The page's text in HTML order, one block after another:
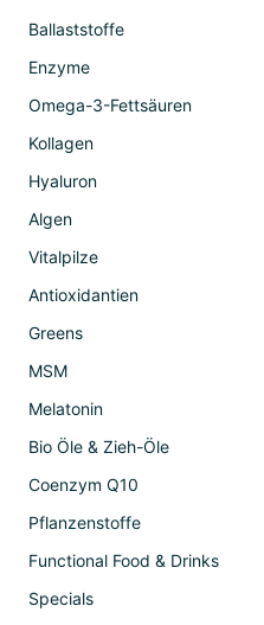
Ballaststoffe
Enzyme
Omega-3-Fettsäuren
Kollagen
Hyaluron
Algen
Vitalpilze
Antioxidantien
Greens
MSM
Melatonin
Bio Öle & Zieh-Öle
Coenzym Q10
Pflanzenstoffe
Functional Food & Drinks
Specials